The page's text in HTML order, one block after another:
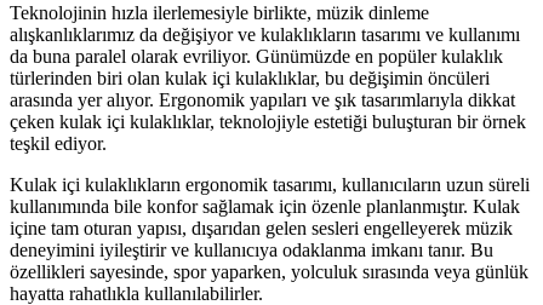
Teknolojinin hızla ilerlemesiyle birlikte, müzik dinleme
alışkanlıklarımız da değişiyor ve kulaklıkların tasarımı ve kullanımı
da buna paralel olarak evriliyor. Günümüzde en popüler kulaklık
türlerinden biri olan kulak içi kulaklıklar, bu değişimin öncüleri
arasında yer alıyor. Ergonomik yapıları ve şık tasarımlarıyla dikkat
çeken kulak içi kulaklıklar, teknolojiyle estetiği buluşturan bir örnek
teşkil ediyor.
Kulak içi kulaklıkların ergonomik tasarımı, kullanıcıların uzun süreli
kullanımında bile konfor sağlamak için özenle planlanmıştır. Kulak
içine tam oturan yapısı, dışarıdan gelen sesleri engelleyerek müzik
deneyimini iyileştirir ve kullanıcıya odaklanma imkanı tanır. Bu
özellikleri sayesinde, spor yaparken, yolculuk sırasında veya günlük
hayatta rahatlıkla kullanılabilirler.